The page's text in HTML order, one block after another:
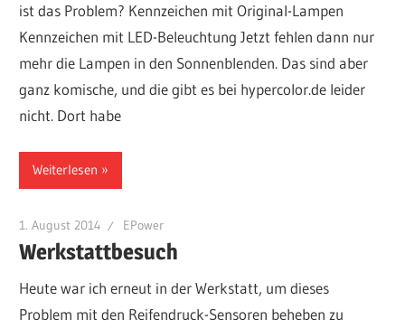
ist das Problem? Kennzeichen mit Original-Lampen
Kennzeichen mit LED-Beleuchtung Jetzt fehlen dann nur
mehr die Lampen in den Sonnenblenden. Das sind aber
ganz komische, und die gibt es bei hypercolor.de leider
nicht. Dort habe
Weiterlesen
1. August 2014 EPower
Werkstattbesuch
Heute war ich erneut in der Werkstatt, um dieses
Problem mit den Reifendruck-Sensoren beheben zu